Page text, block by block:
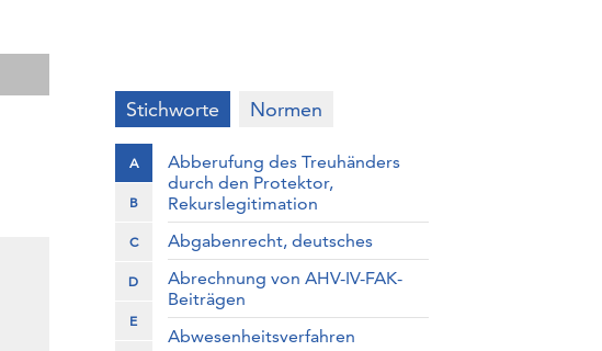
Stichworte Normen
A
B
C
D
E
Abberufung des Treuhänders
durch den Protektor,
Rekurslegitimation
Abgabenrecht, deutsches
Abrechnung von AHV-IV-FAK-
Beiträgen
Abwesenheitsverfahren